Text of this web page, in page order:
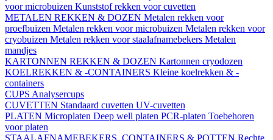
voor microbuizen Kunststof rekken voor cuvetten
METALEN REKKEN & DOZEN Metalen rekken voor
proefbuizen Metalen rekken voor microbuizen Metalen rekken voor
cryobuizen Metalen rekken voor staalafnamebekers Metalen
mandjes
KARTONNEN REKKEN & DOZEN Kartonnen cryodozen
KOELREKKEN & -CONTAINERS Kleine koelrekken & -
containers
CUPS Analysercups
CUVETTEN Standaard cuvetten UV-cuvetten
PLATEN Microplaten Deep well platen PCR-platen Toebehoren
voor platen